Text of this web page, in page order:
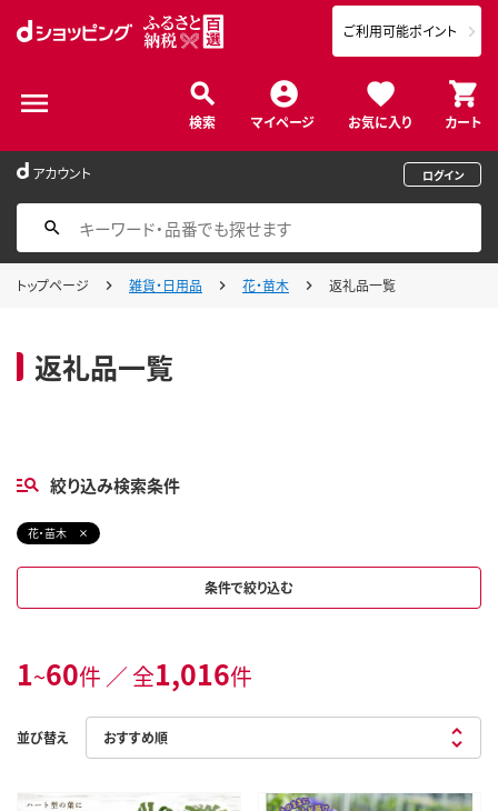
検索 マイページ お気に入り カート
ご利用可能ポイント
アカウント ログイン
トップページ 雑貨・日用品 花・苗木 返礼品一覧
返礼品一覧
絞り込み検索条件
花・苗木
条件で絞り込む
1~60件 ／ 全1,016件
並び替え